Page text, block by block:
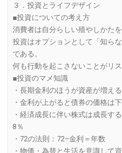
３．投資とライフデザイン
■投資についての考え方
消費者は自分らしい殖やしかた
投資はオプションとして「知ら
である。
何も行動を起こさないことがリス
■投資のマメ知識
・長期金利のほうが資産が増え
・金利が上がると債券の価格は
・経済成長に伴い株式は成長す
8％
・72の法則：72÷金利＝年数
・物価・為替と生活を意識して